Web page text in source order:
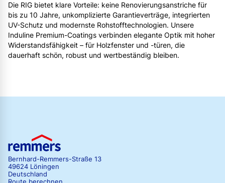
Die RIG bietet klare Vorteile: keine Renovierungsanstriche für
bis zu 10 Jahre, unkomplizierte Garantieverträge, integrierten
UV-Schutz und modernste Rohstofftechnologien. Unsere
Induline Premium-Coatings verbinden elegante Optik mit hoher
Widerstandsfähigkeit – für Holzfenster und -türen, die
dauerhaft schön, robust und wertbeständig bleiben.
Bernhard-Remmers-Straße 13
49624 Löningen
Deutschland